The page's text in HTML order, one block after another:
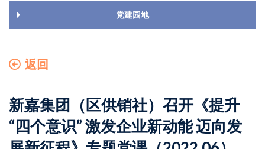
党建园地
返回
新嘉集团（区供销社）召开《提升
“四个意识” 激发企业新动能 迈向发